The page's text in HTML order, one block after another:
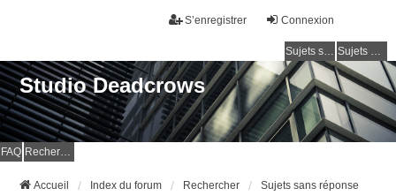
Connexion
S’enregistrer
Sujets sans réponse Sujets actifs
Studio Deadcrows
FAQ Rechercher
Accueil Index du forum Rechercher Sujets sans réponse